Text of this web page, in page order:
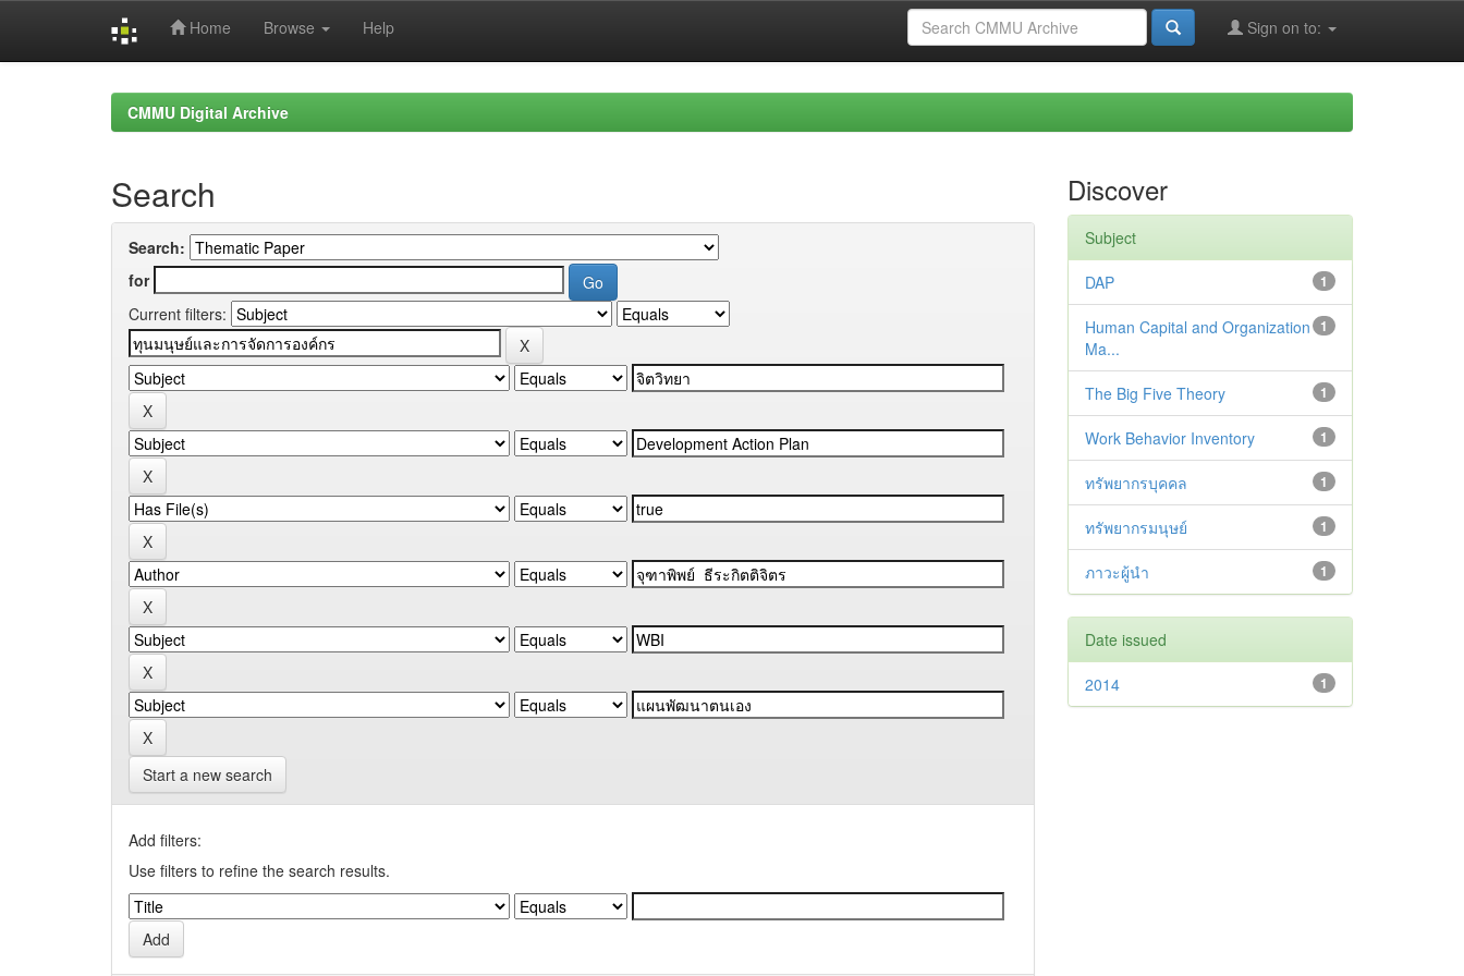
Home Browse Help Sign on to:
CMMU Digital Archive
Search
Search:
for
Current filters:
Start a new search
Add filters:
Use filters to refine the search results.
Discover
Subject
1
DAP
1
Human Capital and Organization
Ma...
1
The Big Five Theory
1
Work Behavior Inventory
1
ทรัพยากรบุคคล
1
ทรัพยากรมนุษย์
1
ภาวะผู้นำ
Date issued
1
2014